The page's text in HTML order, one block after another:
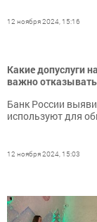
12 ноября 2024, 15:16
Какие допуслуги
важно
Банк России
используют для
12 ноября 2024, 15:03